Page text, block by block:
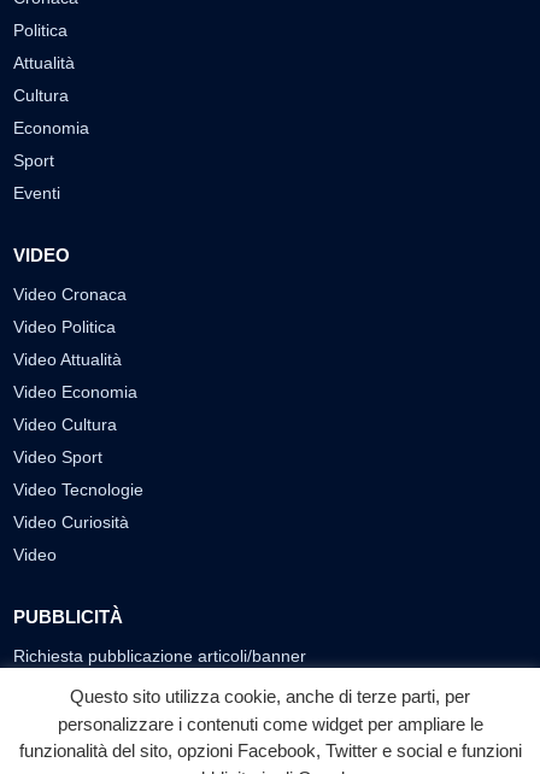
Politica
Attualità
Cultura
Economia
Sport
Eventi
VIDEO
Video Cronaca
Video Politica
Video Attualità
Video Economia
Video Cultura
Video Sport
Video Tecnologie
Video Curiosità
Video
PUBBLICITÀ
Richiesta pubblicazione articoli/banner
SEGUICI SUI SOCIAL
f ◎ ▶
Questo sito utilizza cookie, anche di terze parti, per
personalizzare i contenuti come widget per ampliare le
funzionalità del sito, opzioni Facebook, Twitter e social e funzioni